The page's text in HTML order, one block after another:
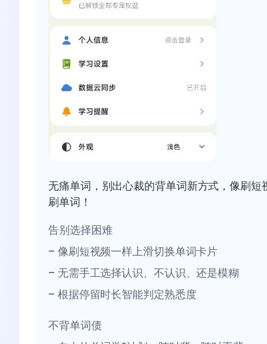
无痛单词，别出心裁的背单词新方式，像刷短
刷单词！
告别选择困难
– 像刷短视频一样上滑切换单词卡片
– 无需手工选择认识、不认识、还是模糊
– 根据停留时长智能判定熟悉度
不背单词债